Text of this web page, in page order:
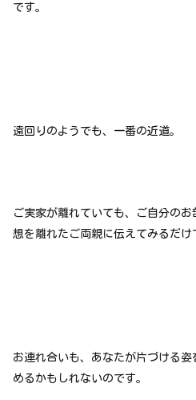
です。
遠回りのようでも、一番の近道。
ご実家が離れていても、ご自分の
想を離れたご両親に伝えてみるだけ
お連れ合いも、あなたが片づける
めるかもしれないのです。